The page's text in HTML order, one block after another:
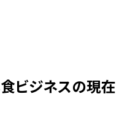
ビジネスの現在